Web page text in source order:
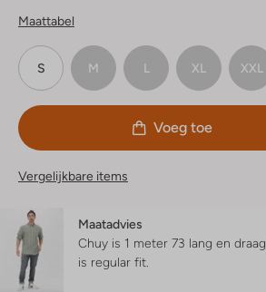
Maattabel
S M L XL XXL
Voeg toe
Vergelijkbare items
Maatadvies
Chuy is 1 meter 73 lang en
is regular fit